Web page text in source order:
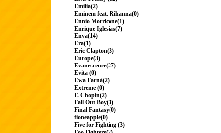
Emilia(2)
Eminem feat. Rihanna(0)
Ennio Morricone(1)
Enrique Iglesias(7)
Enya(14)
Era(1)
Eric Clapton(3)
Europe(3)
Evanescence(27)
Evita (0)
Ewa Farná(2)
Extreme (0)
F. Chopin(2)
Fall Out Boy(3)
Final Fantasy(0)
fioneapple(0)
Five for Fighting (3)